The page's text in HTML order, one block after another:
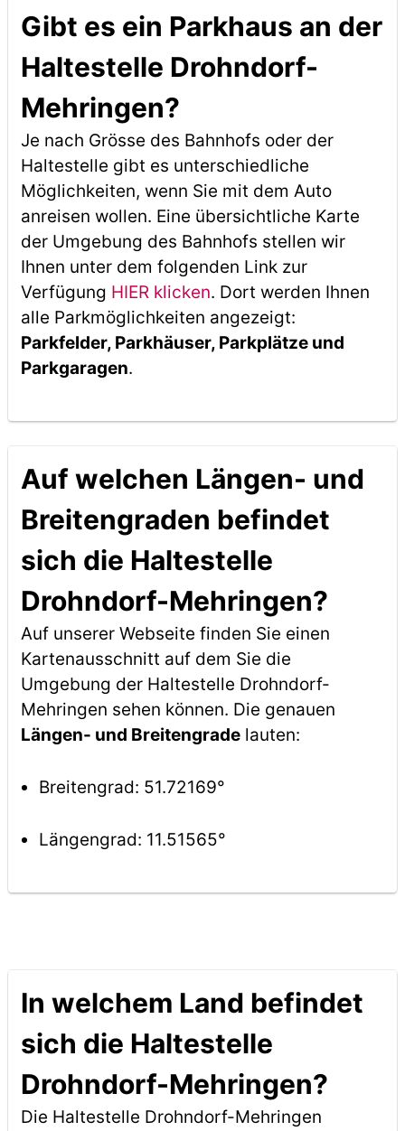
Gibt es ein Parkhaus an der
Haltestelle Drohndorf-
Mehringen?
Je nach Grösse des Bahnhofs oder der
Haltestelle gibt es unterschiedliche
Möglichkeiten, wenn Sie mit dem Auto
anreisen wollen. Eine übersichtliche Karte
der Umgebung des Bahnhofs stellen wir
Ihnen unter dem folgenden Link zur
Verfügung HIER klicken. Dort werden Ihnen
alle Parkmöglichkeiten angezeigt:
Parkfelder, Parkhäuser, Parkplätze und
Parkgaragen.
Auf welchen Längen- und
Breitengraden befindet
sich die Haltestelle
Drohndorf-Mehringen?
Auf unserer Webseite finden Sie einen
Kartenausschnitt auf dem Sie die
Umgebung der Haltestelle Drohndorf-
Mehringen sehen können. Die genauen
Längen- und Breitengradelauten:
Breitengrad: 51.72169°
Längengrad: 11.51565°
In welchem Land befindet
sich die Haltestelle
Drohndorf-Mehringen?
Die Haltestelle Drohndorf-Mehringen